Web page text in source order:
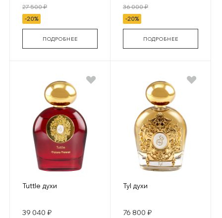
27 500 ₽
-20%
ПОДРОБНЕЕ
36 000 ₽
-20%
ПОДРОБНЕЕ
Tuttle духи
39 040 ₽
Tyl духи
76 800 ₽